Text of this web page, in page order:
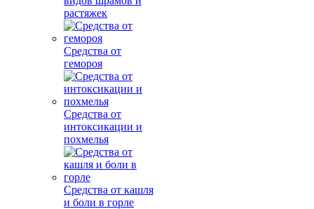
растяжек
Средства от
гемороя
Средства от
интоксикации и
похмелья
Средства от кашля
и боли в горле